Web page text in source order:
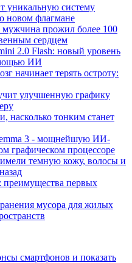
уникальную систему
новом флагмане
прожил более 100
сердцем
2.0 Flash: новый уровень
ИИ
начинает терять остроту:
улучшенную графику
насколько тонким станет
3 - мощнейшую ИИ-
графическом процессоре
темную кожу, волосы и
преимущества первых
мусора для жилых
смартфонов и показать